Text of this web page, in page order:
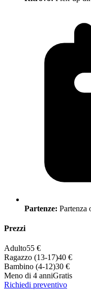
Partenze: Partenza
Prezzi
Adulto55 €
Ragazzo (13-17)40 €
Bambino (4-12)30 €
Meno di 4 anniGratis
Richiedi preventivo